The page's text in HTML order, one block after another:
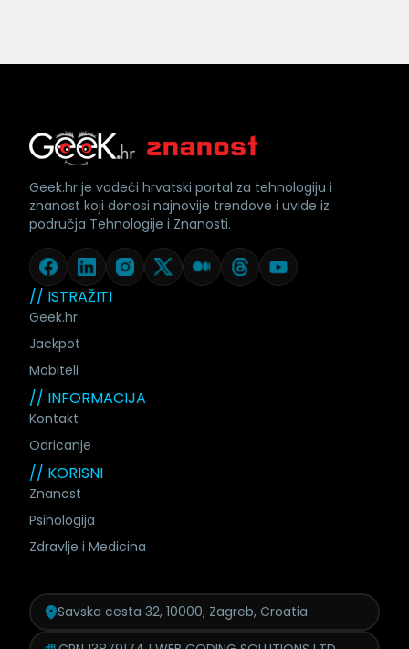
// ISTRAŽITI
Geek.hr
Jackpot
Mobiteli
// INFORMACIJA
Kontakt
Odricanje
// KORISNI
Znanost
Psihologija
Zdravlje i Medicina
Geek.hr je vodeći hrvatski portal za tehnologiju i
znanost koji donosi najnovije trendove i uvide iz
područja Tehnologije i Znanosti.
Savska cesta 32, 10000, Zagreb, Croatia